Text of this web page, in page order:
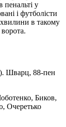
пенальті у
і футболісти
в такому
Шварц, 88-пен
Биков,
Очеретько